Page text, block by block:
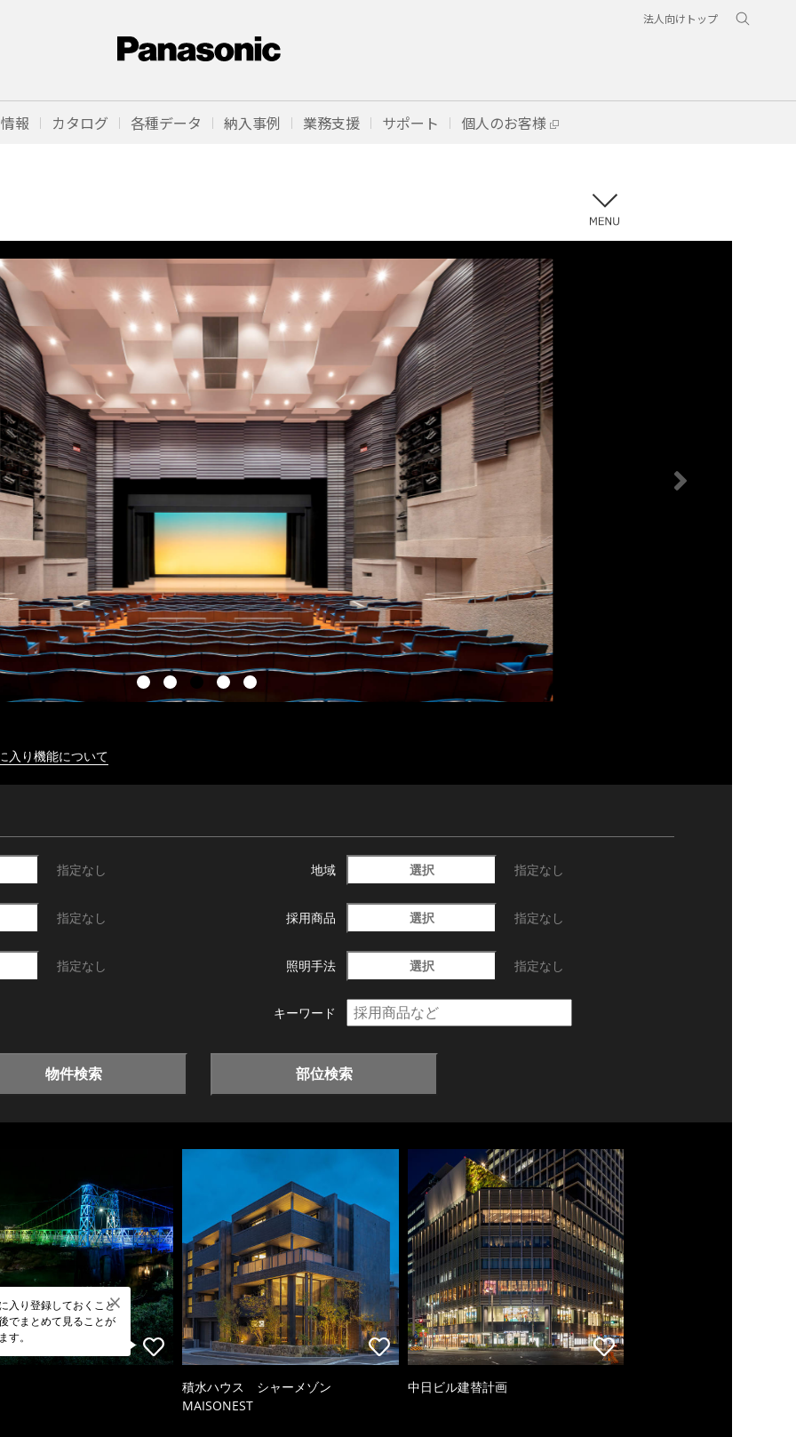
法人向けトップ
報 カタログ 各種データ 納入事例 業務支援 サポート 個人のお客様
入り機能について
指定なし 地域 選択 指定なし
指定なし 採用商品 選択 指定なし
指定なし 照明手法 選択 指定なし
キーワード
物件検索 部位検索
入り登録しておくこと
でまとめて見ることが
す。
積水ハウス シャーメゾン
MAISONEST
中日ビル建替計画